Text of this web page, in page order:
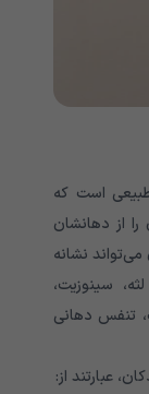
است که
از دهانشان
نشانه
سینوزیت،
تنفس دهانی
عبارتند از: